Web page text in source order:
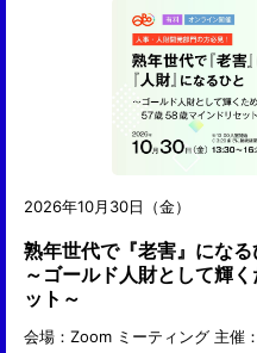
2026年10月30日（金）
熟年世代で『老害』にな
～ゴールド人財として輝
ット～
会場：Zoom ミーティング 主催